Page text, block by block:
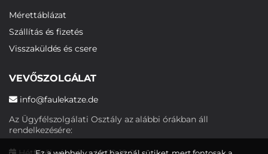
Mérettáblázat
Szállítás és fizetés
Visszaküldés és csere
VEVŐSZOLGÁLAT
info@faulekatze.de
Az Ügyfélszolgálati Osztály az alábbi órákban áll
rendelkezésére: